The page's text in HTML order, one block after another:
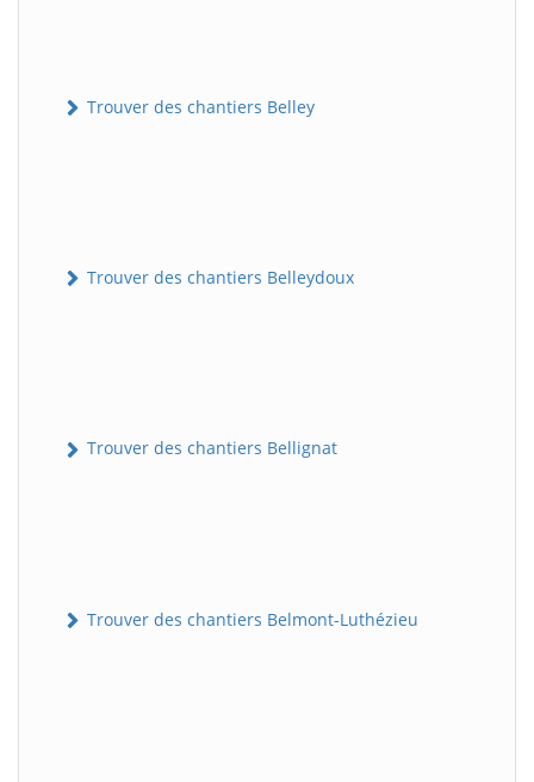
Trouver des chantiers Belley
Trouver des chantiers Belleydoux
Trouver des chantiers Bellignat
Trouver des chantiers Belmont-Luthézieu